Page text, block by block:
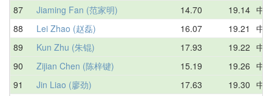
87
Jiaming Fan (范家明) 14.70 19.14 中
88
Lei Zhao (赵磊) 16.07 19.21
中
89
Kun Zhu (朱锟) 17.93 19.22 中
90
Zijian Chen (陈梓键) 15.19 19.26 中
91
Jin Liao (廖劲) 17.63 19.30 中